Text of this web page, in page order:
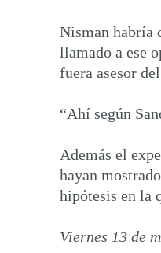
Nisman habría
llamado a ese
fuera asesor
“Ahí según
Además el
hayan
hipótesis en la
Viernes 13 de